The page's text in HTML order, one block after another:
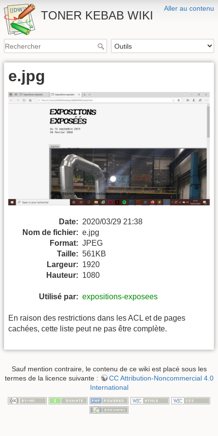
Aller au contenu
TONER KEBAB WIKI
e.jpg
Date: 2020/03/29 21:38
Nom de fichier: e.jpg
Format: JPEG
Taille: 561KB
Largeur: 1920
Hauteur: 1080
Utilisé par: expositions-exposees
En raison des restrictions dans les ACL et de pages
cachées, cette liste peut ne pas être complète.
Sauf mention contraire, le contenu de ce wiki est placé sous les
termes de la licence suivante :
CC Attribution-Noncommercial 4.0
International